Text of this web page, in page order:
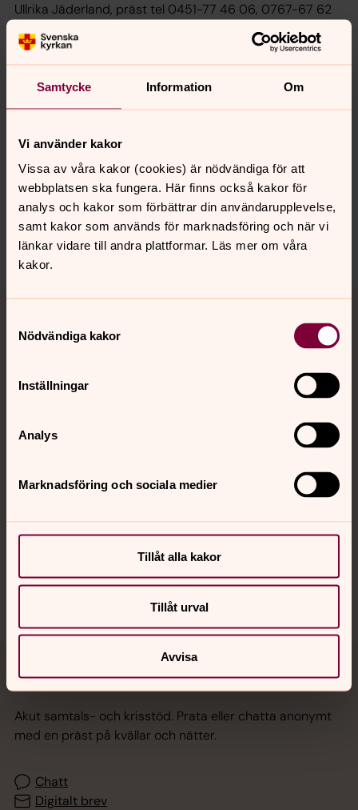
Samtycke Information Om
Vi använder kakor
Vissa av våra kakor (cookies) är nödvändiga för att
webbplatsen ska fungera. Här finns också kakor för
analys och kakor som förbättrar din användarupplevelse,
samt kakor som används för marknadsföring och när vi
länkar vidare till andra plattformar. Läs mer om våra
kakor.
Nödvändiga kakor
Inställningar
Analys
Marknadsföring och sociala medier
Tillåt alla kakor
Tillåt urval
Avvisa
Ullrika Jäderland, präst tel 0451-77 46 06, 0767-67 62
e-post: ullrika.jaderland@svenskakyrkan.se
Synpunkter eller frågor på sidans
innehåll?
bjarnums.pastorat@svenskakyrkan.se
Dela
Tillbaka till toppen
Tillbaka till innehållet
Kalender
Hitta snabbt
Jourhavande präst
Akut samtals- och krisstöd. Prata eller chatta anonymt
med en präst på kvällar och nätter.
Chatt
Digitalt brev